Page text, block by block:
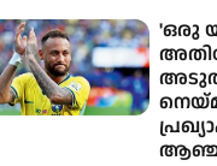
'ഒരു